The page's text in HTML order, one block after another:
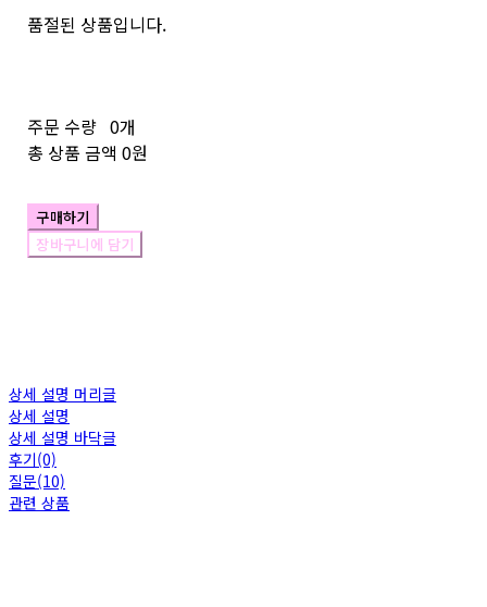
품절된 상품입니다.
주문 수량 0개
총 상품 금액 0원
구매하기
장바구니에 담기
상세 설명 머리글
상세 설명
상세 설명 바닥글
후기(0)
질문(10)
관련 상품